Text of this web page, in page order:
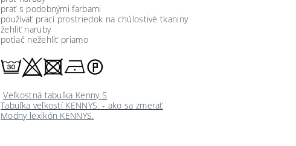
prať s podobnými farbami
používať prací prostriedok na chúlostivé tkaniny
žehliť naruby
potlač nežehliť priamo
Veľkostná tabuľka Kenny S
Tabuľka veľkostí KENNYS. - ako sa zmerať
Modny lexikón KENNYS.